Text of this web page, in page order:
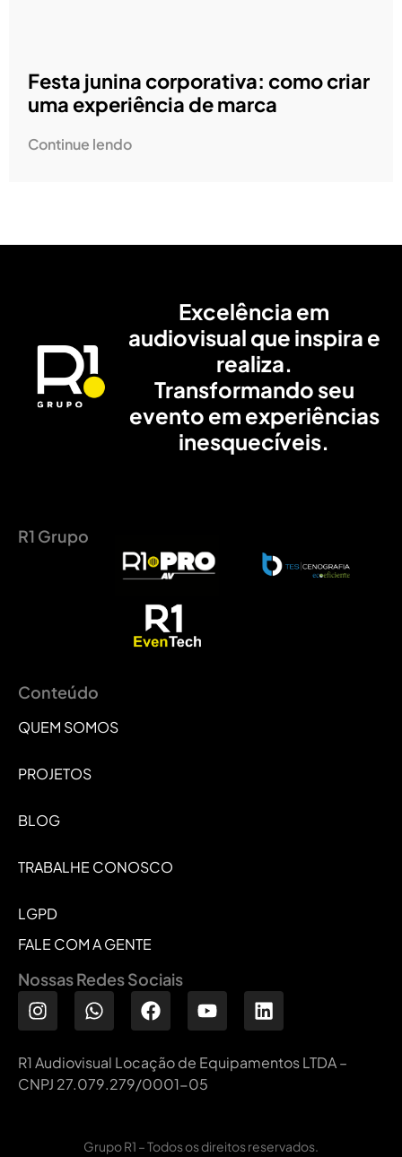
Festa junina corporativa: como criar
uma experiência de marca
Continue lendo
Excelência em
audiovisual que inspira e
realiza.
Transformando seu
evento em experiências
inesquecíveis.
R1 Grupo
Conteúdo
QUEM SOMOS
PROJETOS
BLOG
TRABALHE CONOSCO
LGPD
FALE COM A GENTE
Nossas Redes Sociais
R1 Audiovisual Locação de Equipamentos LTDA –
CNPJ 27.079.279/0001-05
Grupo R1 – Todos os direitos reservados.